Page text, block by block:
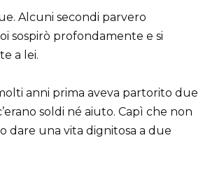
Alcuni secondi parvero
sospirò profondamente e si
a lei.
anni prima aveva partorito due
soldi né aiuto. Capì che non
dare una vita dignitosa a due